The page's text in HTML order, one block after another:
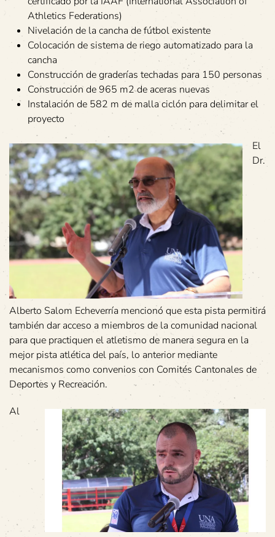
Athletics Federations)
Nivelación de la cancha de fútbol existente
Colocación de sistema de riego automatizado para la
cancha
Construcción de graderías techadas para 150 personas
Construcción de 965 m2 de aceras nuevas
Instalación de 582 m de malla ciclón para delimitar el
proyecto
El
Dr.
Alberto Salom Echeverría mencionó que esta pista permitirá
también dar acceso a miembros de la comunidad nacional
para que practiquen el atletismo de manera segura en la
mejor pista atlética del país, lo anterior mediante
mecanismos como convenios con Comités Cantonales de
Deportes y Recreación.
Al